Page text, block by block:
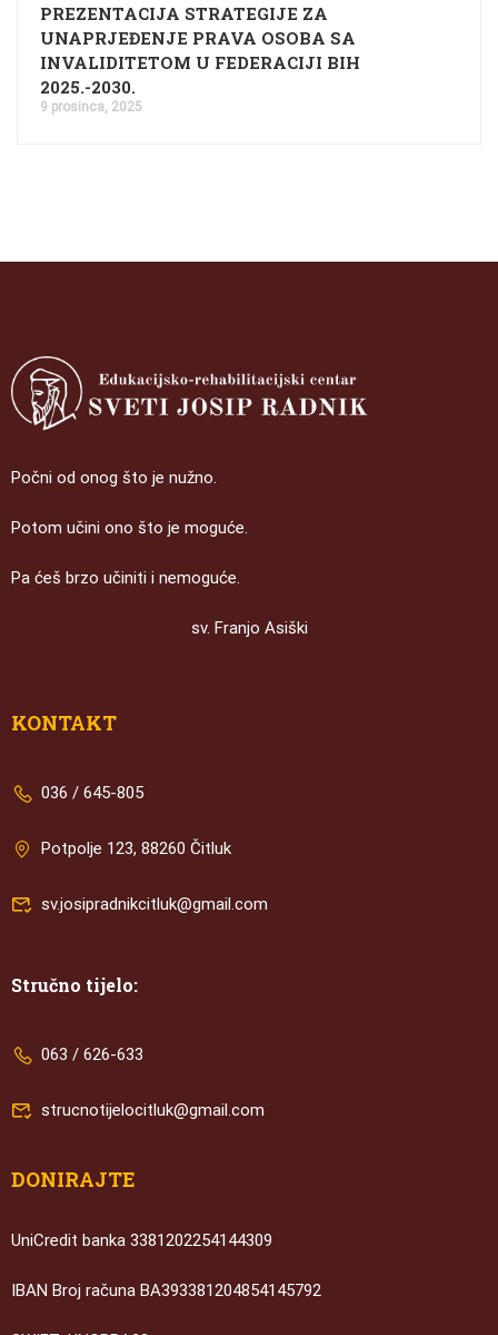
PREZENTACIJA STRATEGIJE ZA
UNAPRJEĐENJE PRAVA OSOBA SA
INVALIDITETOM U FEDERACIJI BIH
2025.-2030.
9 prosinca, 2025
Počni od onog što je nužno.
Potom učini ono što je moguće.
Pa ćeš brzo učiniti i nemoguće.
sv. Franjo Asiški
KONTAKT
036 / 645-805
Potpolje 123, 88260 Čitluk
sv.josipradnikcitluk@gmail.com
Stručno tijelo:
063 / 626-633
strucnotijelocitluk@gmail.com
DONIRAJTE
UniCredit banka 3381202254144309
IBAN Broj računa BA393381204854145792